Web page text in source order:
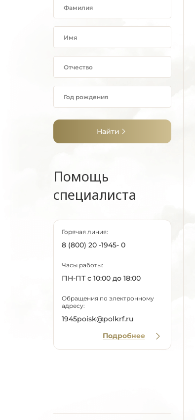
Найти
Помощь
специалиста
Горячая линия:
8 (800) 20 -1945- 0
Часы работы:
ПН-ПТ с 10:00 до 18:00
Обращения по электронному
адресу:
1945poisk@polkrf.ru
Подробнее